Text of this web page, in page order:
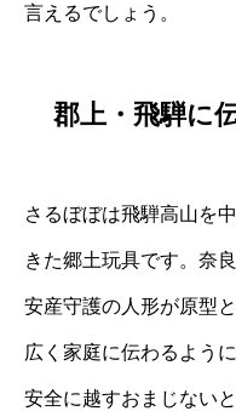
言えるでしょう。
郡上・飛騨に
さるぼぼは飛騨高山を
きた郷土玩具です。奈
安産守護の人形が原型
広く家庭に伝わるよう
安全に越すおまじない